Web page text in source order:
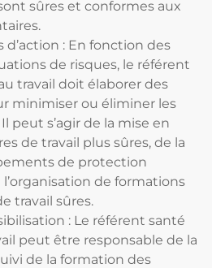
sont sûres et conformes aux
d’action : En fonction des
de risques, le référent
travail doit élaborer des
minimiser ou éliminer les
peut s’agir de la mise en
de travail plus sûres, de la
de protection
de formations
travail sûres.
: Le référent santé
peut être responsable de la
de la formation des